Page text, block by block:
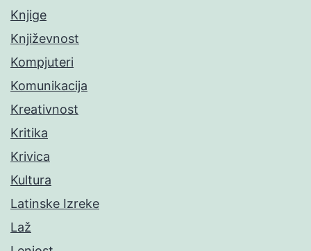
Knjige
Književnost
Kompjuteri
Komunikacija
Kreativnost
Kritika
Krivica
Kultura
Latinske Izreke
Laž